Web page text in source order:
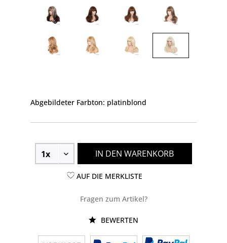
Abgebildeter Farbton: platinblond
IN DEN WARENKORB
AUF DIE MERKLISTE
Fragen zum Artikel?
BEWERTEN